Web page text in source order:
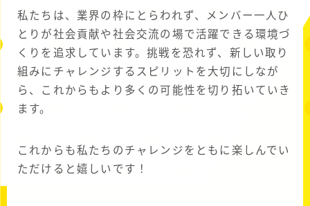
私たちは、業界の枠にとらわれず、メンバー一人ひ
とりが社会貢献や社会交流の場で活躍できる環境づ
くりを追求しています。挑戦を恐れず、新しい取り
組みにチャレンジするスピリットを大切にしなが
ら、これからもより多くの可能性を切り拓いていき
ます。
これからも私たちのチャレンジをともに楽しんでい
ただけると嬉しいです！